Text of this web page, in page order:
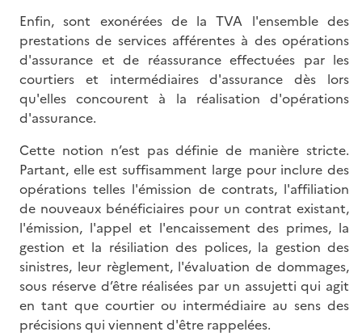
Enfin, sont exonérées de la TVA l'ensemble des
prestations de services afférentes à des opérations
d'assurance et de réassurance effectuées par les
courtiers et intermédiaires d'assurance dès lors
qu'elles concourent à la réalisation d'opérations
d'assurance.
Cette notion n’est pas définie de manière stricte.
Partant, elle est suffisamment large pour inclure des
opérations telles l'émission de contrats, l'affiliation
de nouveaux bénéficiaires pour un contrat existant,
l'émission, l'appel et l'encaissement des primes, la
gestion et la résiliation des polices, la gestion des
sinistres, leur règlement, l'évaluation de dommages,
sous réserve d’être réalisées par un assujetti qui agit
en tant que courtier ou intermédiaire au sens des
précisions qui viennent d'être rappelées.